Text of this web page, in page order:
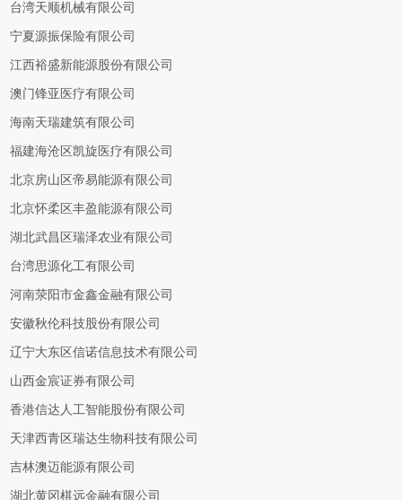
台湾天顺机械有限公司
宁夏源振保险有限公司
江西裕盛新能源股份有限公司
澳门锋亚医疗有限公司
海南天瑞建筑有限公司
福建海沧区凯旋医疗有限公司
北京房山区帝易能源有限公司
北京怀柔区丰盈能源有限公司
湖北武昌区瑞泽农业有限公司
台湾思源化工有限公司
河南荥阳市金鑫金融有限公司
安徽秋伦科技股份有限公司
辽宁大东区信诺信息技术有限公司
山西金宸证券有限公司
香港信达人工智能股份有限公司
天津西青区瑞达生物科技有限公司
吉林澳迈能源有限公司
湖北黄冈棋远金融有限公司